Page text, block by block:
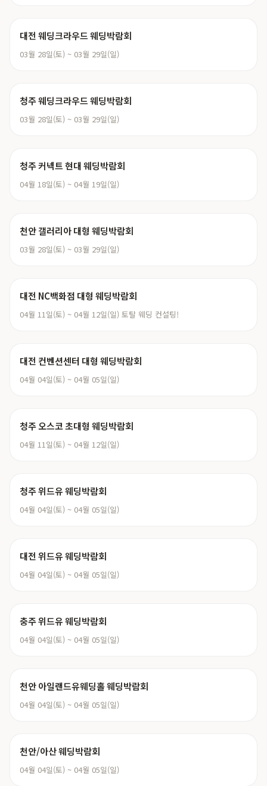
대전 웨딩크라우드 웨딩박람회
03월 28일(토) ~ 03월 29일(일)
청주 웨딩크라우드 웨딩박람회
03월 28일(토) ~ 03월 29일(일)
청주 커넥트 현대 웨딩박람회
04월 18일(토) ~ 04월 19일(일)
천안 갤러리아 대형 웨딩박람회
03월 28일(토) ~ 03월 29일(일)
대전 NC백화점 대형 웨딩박람회
04월 11일(토) ~ 04월 12일(일) 토탈 웨딩 컨설팅!
대전 컨벤션센터 대형 웨딩박람회
04월 04일(토) ~ 04월 05일(일)
청주 오스코 초대형 웨딩박람회
04월 11일(토) ~ 04월 12일(일)
청주 위드유 웨딩박람회
04월 04일(토) ~ 04월 05일(일)
대전 위드유 웨딩박람회
04월 04일(토) ~ 04월 05일(일)
충주 위드유 웨딩박람회
04월 04일(토) ~ 04월 05일(일)
천안 아일랜드유웨딩홀 웨딩박람회
04월 04일(토) ~ 04월 05일(일)
천안/아산 웨딩박람회
04월 04일(토) ~ 04월 05일(일)